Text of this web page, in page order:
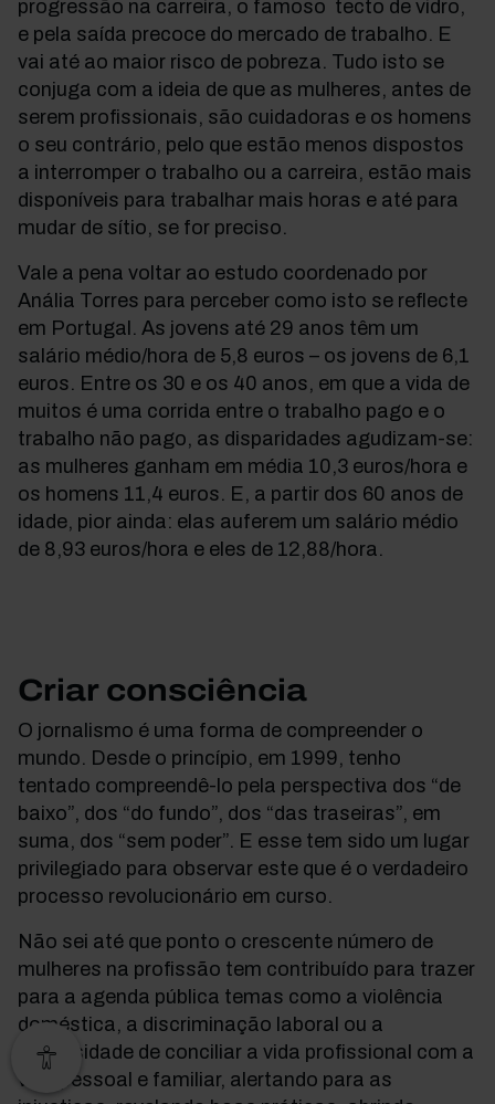
progressão na carreira, o famoso tecto de vidro,
e pela saída precoce do mercado de trabalho. E
vai até ao maior risco de pobreza. Tudo isto se
conjuga com a ideia de que as mulheres, antes de
serem profissionais, são cuidadoras e os homens
o seu contrário, pelo que estão menos dispostos
a interromper o trabalho ou a carreira, estão mais
disponíveis para trabalhar mais horas e até para
mudar de sítio, se for preciso.
Vale a pena voltar ao estudo coordenado por
Anália Torres para perceber como isto se reflecte
em Portugal. As jovens até 29 anos têm um
salário médio/hora de 5,8 euros – os jovens de 6,1
euros. Entre os 30 e os 40 anos, em que a vida de
muitos é uma corrida entre o trabalho pago e o
trabalho não pago, as disparidades agudizam-se:
as mulheres ganham em média 10,3 euros/hora e
os homens 11,4 euros. E, a partir dos 60 anos de
idade, pior ainda: elas auferem um salário médio
de 8,93 euros/hora e eles de 12,88/hora.
Criar consciência
O jornalismo é uma forma de compreender o
mundo. Desde o princípio, em 1999, tenho
tentado compreendê-lo pela perspectiva dos “de
baixo”, dos “do fundo”, dos “das traseiras”, em
suma, dos “sem poder”. E esse tem sido um lugar
privilegiado para observar este que é o verdadeiro
processo revolucionário em curso.
Não sei até que ponto o crescente número de
mulheres na profissão tem contribuído para trazer
para a agenda pública temas como a violência
doméstica, a discriminação laboral ou a
necessidade de conciliar a vida profissional com a
vida pessoal e familiar, alertando para as